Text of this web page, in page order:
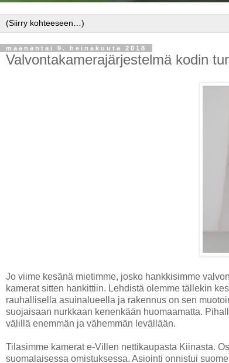
maanantai 9. heinäkuuta 2018
Valvontakamerajärjestelmä kodin
Jo viime kesänä mietimme, josko hankkisimme
kamerat sitten hankittiin. Lehdistä olemme tällekin
rauhallisella asuinalueella ja rakennus on sen
suojaisaan nurkkaan kenenkään huomaamatta.
välillä enemmän ja vähemmän levällään.
Tilasimme kamerat e-Villen nettikaupasta Kiinasta.
suomalaisessa omistuksessa. Asiointi onnistui